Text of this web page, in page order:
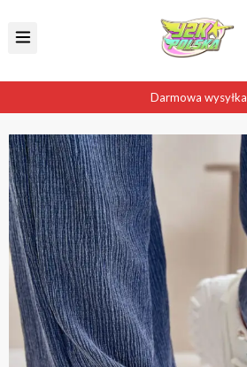
Darmowa wysyłka